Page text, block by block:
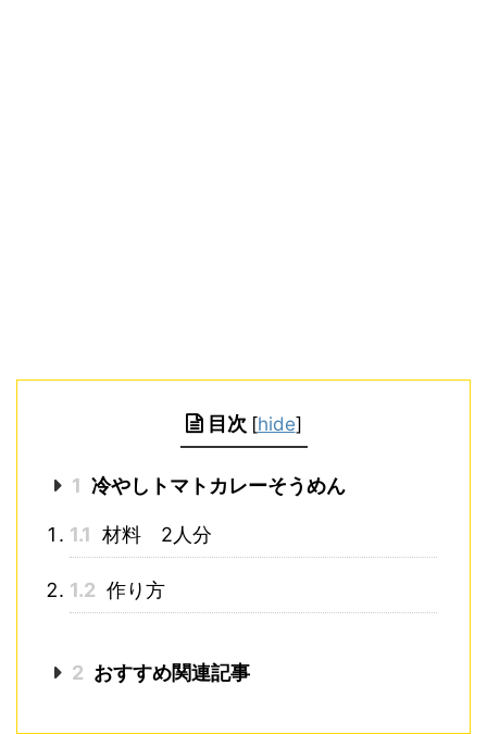
目次 [hide]
1 冷やしトマトカレーそうめん
1.1 材料 2人分
1.2 作り方
2 おすすめ関連記事